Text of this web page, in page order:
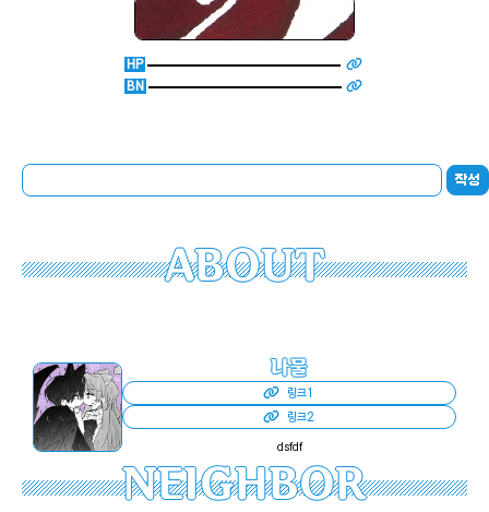
HP
BN
작성
ABOUT
나물
링크1
링크2
dsfdf
NEIGHBOR